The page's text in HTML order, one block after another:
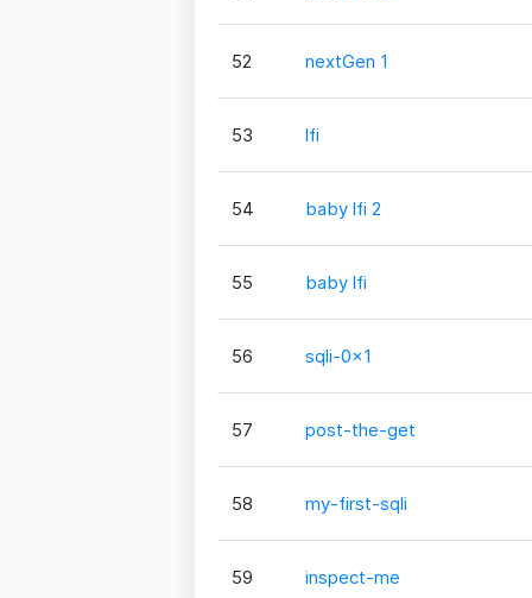
52 nextGen 1
53 lfi
54 baby lfi 2
55 baby lfi
56 sqli-0x1
57 post-the-get
58 my-first-sqli
59 inspect-me